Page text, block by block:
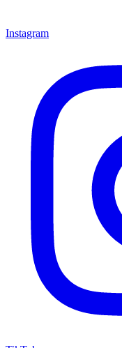
Instagram